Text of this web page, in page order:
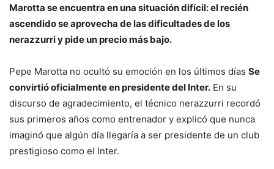
Marotta se encuentra en una situación difícil: el recién
ascendido se aprovecha de las dificultades de los
nerazzurri y pide un precio más bajo.
Pepe Marotta no ocultó su emoción en los últimos días Se
convirtió oficialmente en presidente del Inter. En su
discurso de agradecimiento, el técnico nerazzurri recordó
sus primeros años como entrenador y explicó que nunca
imaginó que algún día llegaría a ser presidente de un club
prestigioso como el Inter.